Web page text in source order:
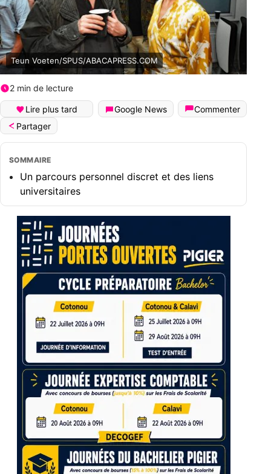
Teun Voeten/SPUS/ABACAPRESS.COM
2 min de lecture
Lire plus tard Google News
Commenter
Partager
SOMMAIRE
Un parcours personnel discret et des liens
universitaires